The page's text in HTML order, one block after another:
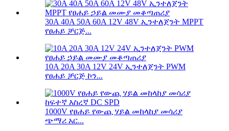
30A 40A 50A 60A 12V 48V ኢንተለጀንት MPPT
የፀሐይ ቻርጅ...
10A 20A 30A 12V 24V ኢንተለጀንት PWM
የፀሐይ ቻርጅ ኮን...
1000V የፀሐይ የውጪ ሃይል መከላከያ መሳሪያ
ጭማሪ አር...